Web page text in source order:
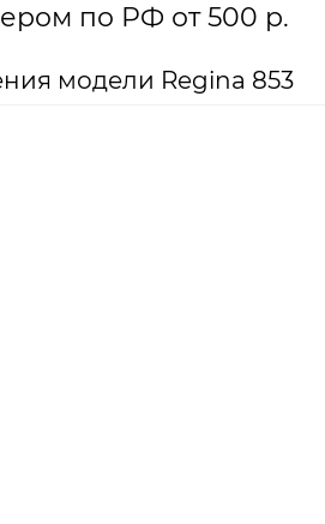
по РФ от 500 р.
модели Regina 853